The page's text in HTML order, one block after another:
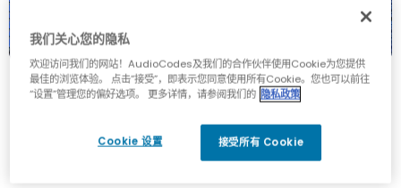
规格
我们关心您的隐私
欢迎访问我们的网站！AudioCodes及我们的合作伙伴使用Cookie为您提供
最佳的浏览体验。 点击“接受”，即表示您同意使用所有Cookie。您也可以前往
“设置”管理您的偏好选项。 更多详情，请参阅我们的 隐私政策
Cookie 设置 接受所有 Cookie